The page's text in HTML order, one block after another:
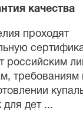
качества
проходят
российским
требованиям
для дет...